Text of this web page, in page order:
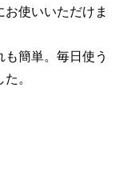
使いいただけま
簡単。毎日使う
。